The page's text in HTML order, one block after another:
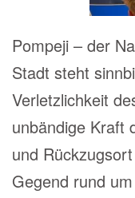
Pompeji – der
Stadt steht
Verletzlichkeit
unbändige Kraft
und
Gegend rund